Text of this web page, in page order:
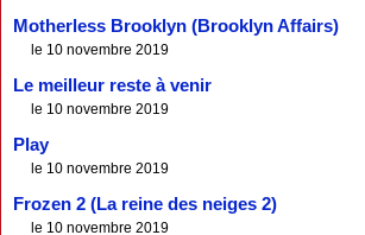
Motherless Brooklyn (Brooklyn Affairs)
le 10 novembre 2019
Le meilleur reste à venir
le 10 novembre 2019
Play
le 10 novembre 2019
Frozen 2 (La reine des neiges 2)
le 10 novembre 2019